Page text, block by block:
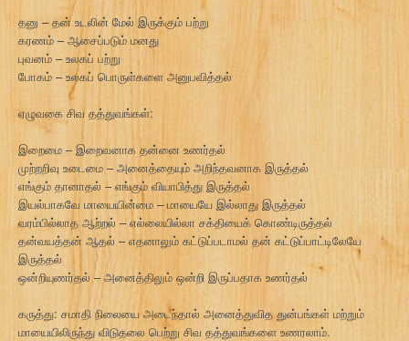
தனு – தன் உடலின் மேல் இருக்கும் பற்று
கரணம் – ஆசைப்படும் மனது
புவனம் – உலகப் பற்று
போகம் – உலகப் பொருள்களை அனுபவித்தல்
ஏழுவகை சிவ தத்துவங்கள்:
இறைமை – இறைவனாக தன்னை உணர்தல்
முற்றறிவு உடைமை – அனைத்தையும் அறிந்தவனாக இருத்தல்
எங்கும் தானாதல் – எங்கும் வியாபித்து இருத்தல்
இயல்பாகவே மாயையின்மை – மாயையே இல்லாது இருத்தல்
வரம்பில்லாத ஆற்றல் – எல்லையில்லா சக்தியைக் கொண்டிருத்தல்
தன்வயத்தன் ஆதல் – எதனாலும் கட்டுப்படாமல் தன் கட்டுப்பாட்டிலேயே
இருத்தல்
ஒன்றியுணர்தல் – அனைத்திலும் ஒன்றி இருப்பதாக உணர்தல்
கருத்து: சமாதி நிலையை அடைந்தால் அனைத்துவித துன்பங்கள் மற்றும்
மாயையிலிருந்து விடுதலை பெற்று சிவ தத்துவங்களை உணரலாம்.